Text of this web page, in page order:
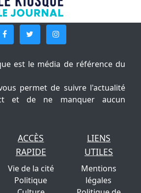
est le média de référence du
permet de suivre l'actualité
et de ne manquer aucun
ACCÈS
RAPIDE
Vie de la cité
Politique
LIENS
UTILES
Mentions
légales